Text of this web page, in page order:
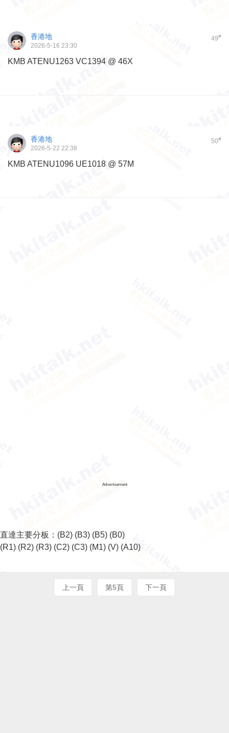
49#
香港地
2026-5-16 23:30
KMB ATENU1263 VC1394 @ 46X
50#
香港地
2026-5-22 22:38
KMB ATENU1096 UE1018 @ 57M
Advertisement
直達主要分板： (B2) (B3) (B5) (B0)
(R1) (R2) (R3) (C2) (C3) (M1) (V) (A10)
上一頁 第5頁 下一頁